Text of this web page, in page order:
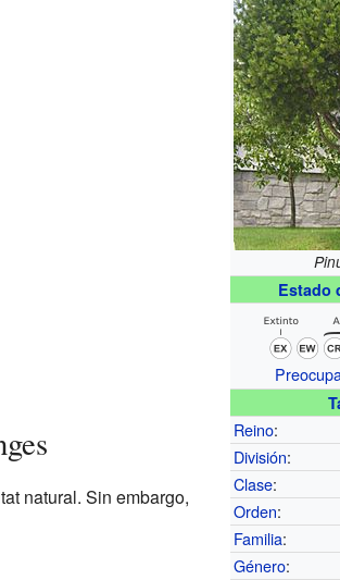
Estado
Reino:
División:
Clase:
Orden:
Familia:
Género:
natural. Sin embargo,